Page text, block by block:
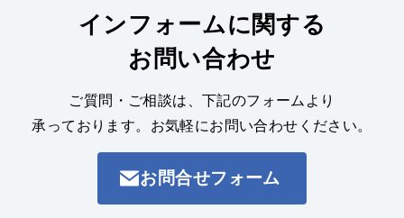
インフォームに関する
お問い合わせ
ご質問・ご相談は、下記のフォームより
承っております。 お気軽にお問い合わせください。
お問合せフォーム